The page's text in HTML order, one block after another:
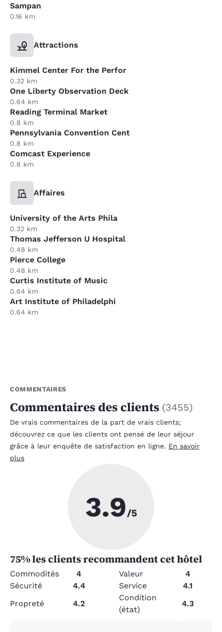
Sampan
0.16 km
Attractions
Kimmel Center For the Perfor
0.32 km
One Liberty Observation Deck
0.64 km
Reading Terminal Market
0.8 km
Pennsylvania Convention Cent
0.8 km
Comcast Experience
0.8 km
Affaires
University of the Arts Phila
0.32 km
Thomas Jefferson U Hospital
0.48 km
Pierce College
0.48 km
Curtis Institute of Music
0.64 km
Art Institute of Philadelphi
0.64 km
COMMENTAIRES
Commentaires des clients (3455)
De vrais commentaires de la part de vrais clients;
découvrez ce que les clients ont pensé de leur séjour
grâce à leur enquête de satisfaction en ligne. En savoir
plus
3.9/5
75% les clients recommandent cet hôtel
Commodités 4 Valeur
4
Sécurité
4.4 Service
4.1
Propreté
4.2
Condition
(état)
4.3